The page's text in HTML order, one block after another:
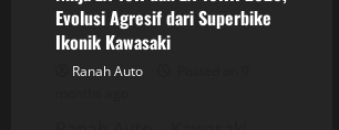
Evolusi Agresif dari Superbike
Ikonik Kawasaki
Ranah Auto